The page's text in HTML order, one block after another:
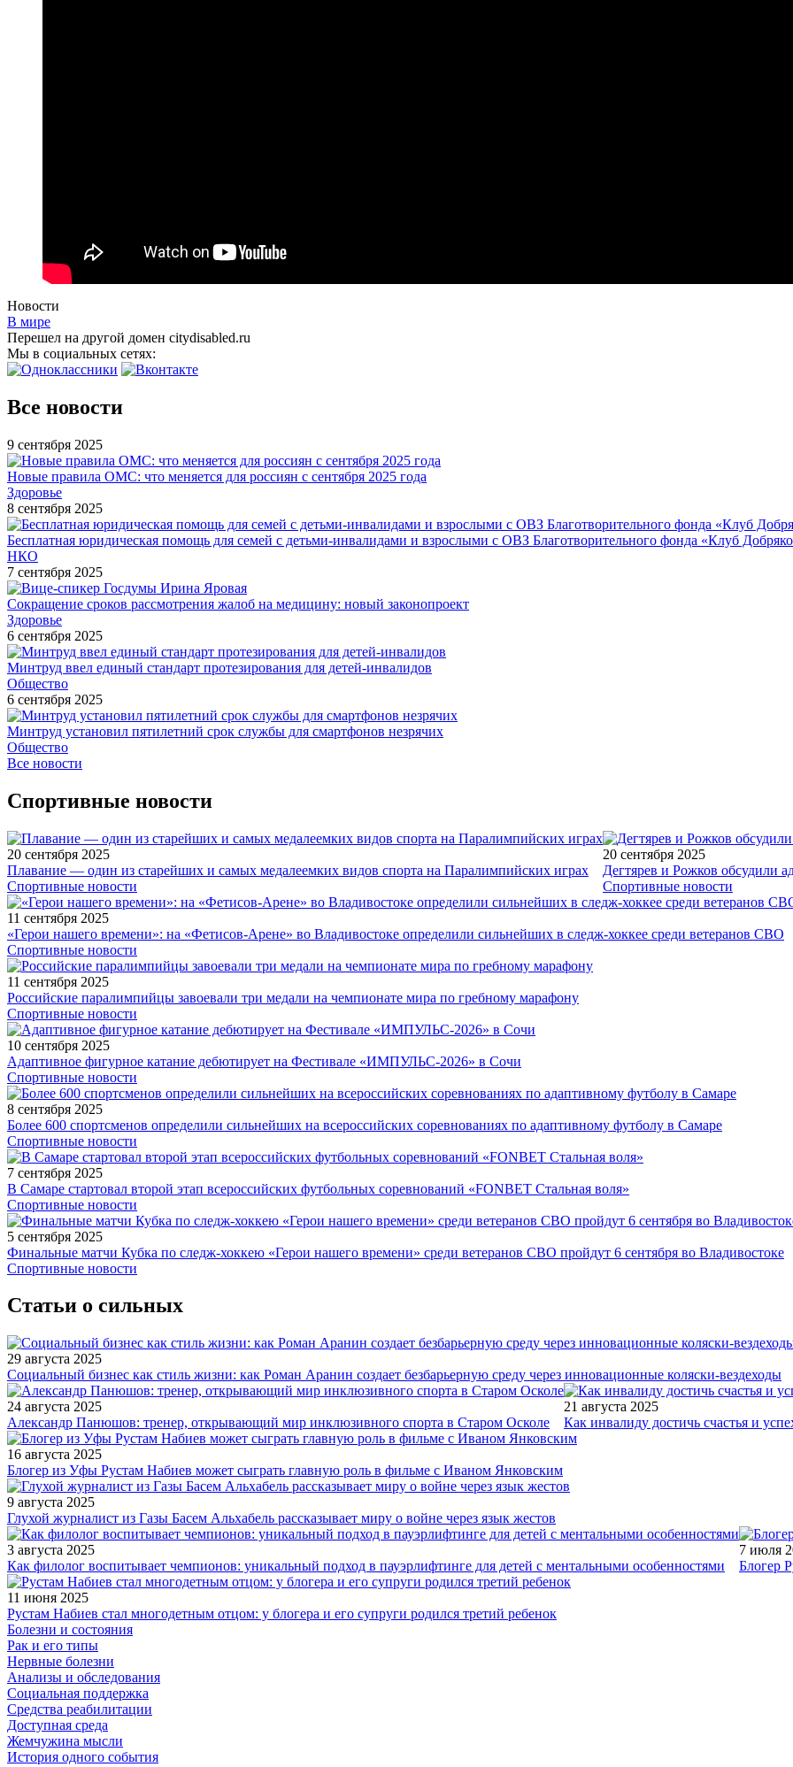
Новости
В мире
Перешел на другой домен citydisabled.ru
Мы в социальных сетях:
Все новости
9 сентября 2025
Новые правила ОМС: что меняется для россиян с сентября 2025 года
Здоровье
8 сентября 2025
Бесплатная юридическая помощь для семей с детьми-инвалидами и взрослыми с ОВЗ Благотворительного фонда «Клуб
НКО
7 сентября 2025
Сокращение сроков рассмотрения жалоб на медицину: новый законопроект
Здоровье
6 сентября 2025
Минтруд ввел единый стандарт протезирования для детей-инвалидов
Общество
6 сентября 2025
Минтруд установил пятилетний срок службы для смартфонов незрячих
Общество
Все новости
Спортивные новости
20 сентября 2025
Плавание — один из старейших и самых медалеемких видов спорта на Паралимпийских играх
Спортивные новости
20 сентября 2025
Дегтярев и Рожков обсудили
Спортивные новости
11 сентября 2025
«Герои нашего времени»: на «Фетисов-Арене» во Владивостоке определили сильнейших в следж-хоккее среди ветеранов СВО
Спортивные новости
11 сентября 2025
Российские паралимпийцы завоевали три медали на чемпионате мира по гребному марафону
Спортивные новости
10 сентября 2025
Адаптивное фигурное катание дебютирует на Фестивале «ИМПУЛЬС-2026» в Сочи
Спортивные новости
8 сентября 2025
Более 600 спортсменов определили сильнейших на всероссийских соревнованиях по адаптивному футболу в Самаре
Спортивные новости
7 сентября 2025
В Самаре стартовал второй этап всероссийских футбольных соревнований «FONBET Стальная воля»
Спортивные новости
5 сентября 2025
Финальные матчи Кубка по следж-хоккею «Герои нашего времени» среди ветеранов СВО пройдут 6 сентября во Владивостоке
Спортивные новости
Статьи о сильных
29 августа 2025
Социальный бизнес как стиль жизни: как Роман Аранин создает безбарьерную среду через инновационные коляски-вездеходы
24 августа 2025
Александр Панюшов: тренер, открывающий мир инклюзивного спорта в Старом Осколе
21 августа 2025
Как инвалиду достичь счастья и
16 августа 2025
Блогер из Уфы Рустам Набиев может сыграть главную роль в фильме с Иваном Янковским
9 августа 2025
Глухой журналист из Газы Басем Альхабель рассказывает миру о войне через язык жестов
3 августа 2025
Как филолог воспитывает чемпионов: уникальный подход в пауэрлифтинге для детей с ментальными особенностями
7 июля
Блогер
11 июня 2025
Рустам Набиев стал многодетным отцом: у блогера и его супруги родился третий ребенок
Болезни и состояния
Рак и его типы
Нервные болезни
Анализы и обследования
Социальная поддержка
Средства реабилитации
Доступная среда
Жемчужина мысли
История одного события